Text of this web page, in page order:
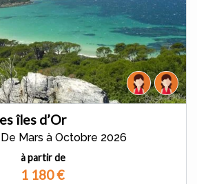
îles d’Or
Mars à Octobre 2026
à partir de
1 180€